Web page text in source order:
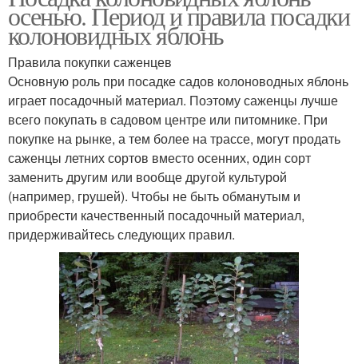
осенью. Период и правила посадки
колоновидных яблонь
Правила покупки саженцев
Основную роль при посадке садов колоноводных яблонь
играет посадочный материал. Поэтому саженцы лучше
всего покупать в садовом центре или питомнике. При
покупке на рынке, а тем более на трассе, могут продать
саженцы летних сортов вместо осенних, один сорт
заменить другим или вообще другой культурой
(например, грушей). Чтобы не быть обманутым и
приобрести качественный посадочный материал,
придерживайтесь следующих правил.